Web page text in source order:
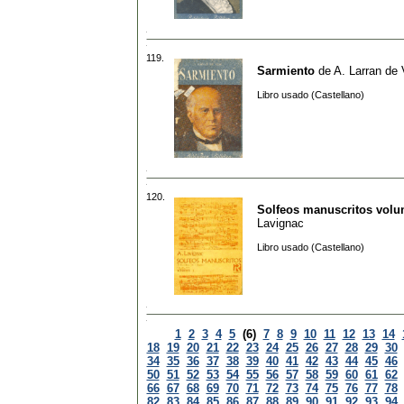
119.
Sarmiento de A. Larran de
Libro usado (Castellano)
120.
Solfeos manuscritos
Lavignac
Libro usado (Castellano)
1 2 3 4 5 (6) 7 8 9 10 11 12 13 14
18 19 20 21 22 23 24 25 26 27 28 29 30
34 35 36 37 38 39 40 41 42 43 44 45 46
50 51 52 53 54 55 56 57 58 59 60 61 62
66 67 68 69 70 71 72 73 74 75 76 77 78